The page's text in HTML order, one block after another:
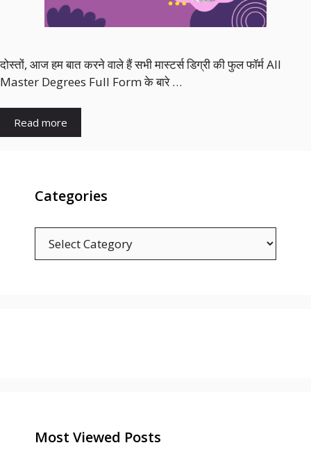
दोस्तों, आज हम बात करने वाले हैं सभी मास्टर्स डिग्री की फुल फॉर्म All
Master Degrees Full Form के बारे …
Read more
Categories
Most Viewed Posts